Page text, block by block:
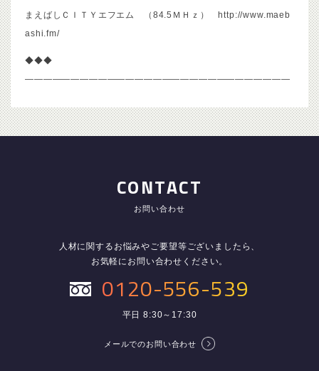
まえばしＣＩＴＹエフエム （84.5ＭＨｚ）http://www.maeb
ashi.fm/
◆◆◆
—————————————————————————————
CONTACT
お問い合わせ
人材に関するお悩みやご要望等ございましたら、
お気軽にお問い合わせください。
0120-556-539
平日 8:30～17:30
メールでのお問い合わせ